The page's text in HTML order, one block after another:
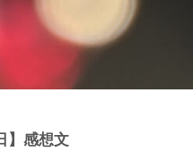
】感想文